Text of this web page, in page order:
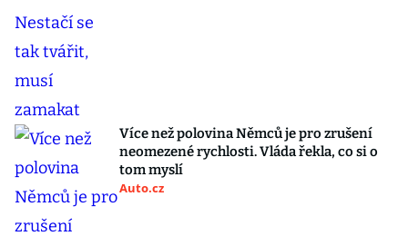
Více než polovina Němců je pro zrušení
neomezené rychlosti. Vláda řekla, co si o
tom myslí
Auto.cz